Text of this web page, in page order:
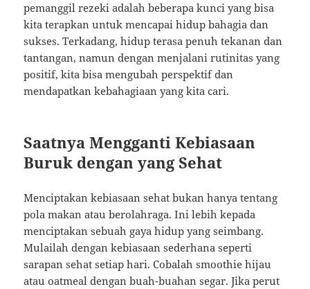
pemanggil rezeki adalah beberapa kunci yang bisa
kita terapkan untuk mencapai hidup bahagia dan
sukses. Terkadang, hidup terasa penuh tekanan dan
tantangan, namun dengan menjalani rutinitas yang
positif, kita bisa mengubah perspektif dan
mendapatkan kebahagiaan yang kita cari.
Saatnya Mengganti Kebiasaan
Buruk dengan yang Sehat
Menciptakan kebiasaan sehat bukan hanya tentang
pola makan atau berolahraga. Ini lebih kepada
menciptakan sebuah gaya hidup yang seimbang.
Mulailah dengan kebiasaan sederhana seperti
sarapan sehat setiap hari. Cobalah smoothie hijau
atau oatmeal dengan buah-buahan segar. Jika perut